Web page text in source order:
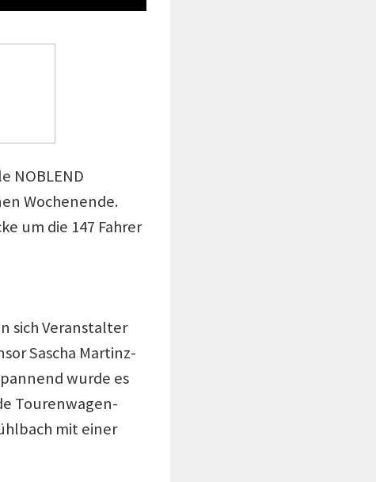
NOBLEND
Wochenende.
um die 147 Fahrer
sich Veranstalter
Sascha Martinz-
wurde es
Tourenwagen-
mit einer